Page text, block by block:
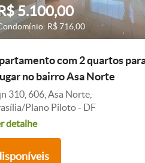
5.100,00
R$ 716,00
com 2 quartos
no bairro Asa Norte
310, 606, Asa Norte,
Plano Piloto - DF
detalhe